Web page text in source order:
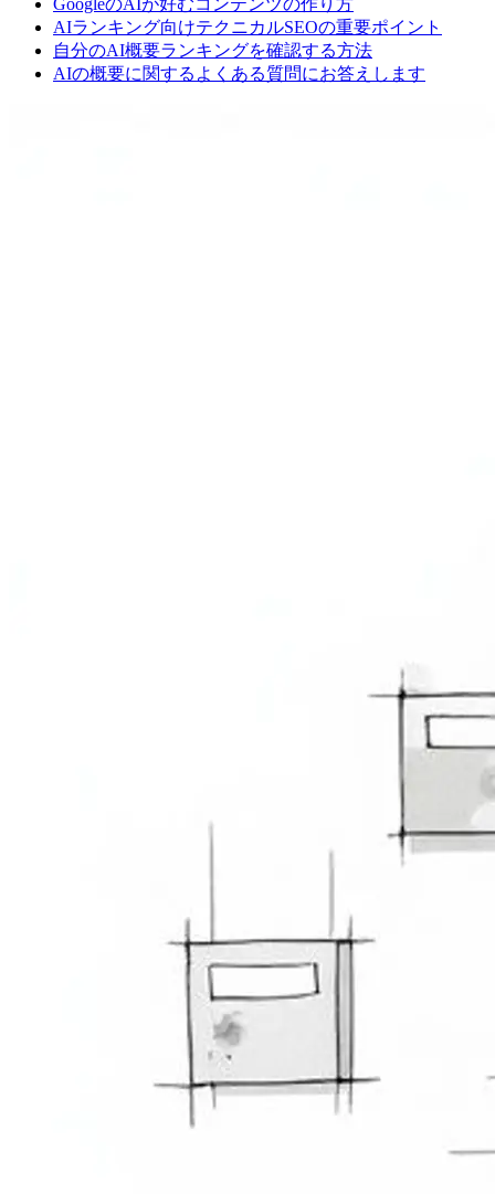
AIランキング向けテクニカルSEOの重要ポイント
自分のAI概要ランキングを確認する方法
AIの概要に関するよくある質問にお答えします